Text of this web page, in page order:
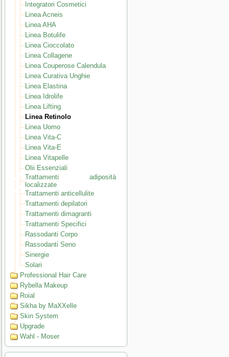
Integratori Cosmetici
Linea Acneis
Linea AHA
Linea Botulife
Linea Cioccolato
Linea Collagene
Linea Couperose Calendula
Linea Curativa Unghie
Linea Elastina
Linea Idrolife
Linea Lifting
Linea Retinolo
Linea Uomo
Linea Vita-C
Linea Vita-E
Linea Vitapelle
Olii Essenziali
Trattamenti adiposità
localizzate
Trattamenti anticellulite
Trattamenti depilatori
Trattamenti dimagranti
Trattamenti Specifici
Rassodanti Corpo
Rassodanti Seno
Sinergie
Solari
Professional Hair Care
Rybella Makeup
Roial
Sikha by MaXXelle
Skin System
Upgrade
Wahl - Moser